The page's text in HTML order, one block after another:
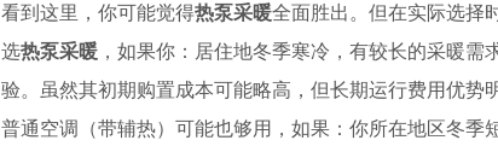
看到这里，你可能觉得热泵采暖全面胜出。但在实际选择
选热泵采暖 ，如果你：居住地冬季寒冷，有较长的采暖
验。虽然其初期购置成本可能略高，但长期运行费用优势
普通空调（带辅热）可能也够用，如果：你所在地区冬季